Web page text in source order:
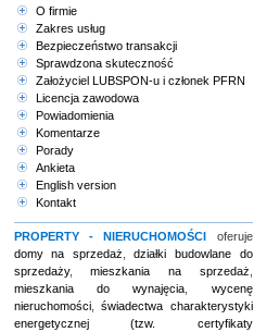
O firmie
Zakres usług
Bezpieczeństwo transakcji
Sprawdzona skuteczność
Założyciel LUBSPON-u i członek PFRN
Licencja zawodowa
Powiadomienia
Komentarze
Porady
Ankieta
English version
Kontakt
PROPERTY - NIERUCHOMOŚCI oferuje
domy na sprzedaż ,działki budowlane do
sprzedaży,mieszkania na sprzedaż
mieszkania do wynajęcia
wycenę
nieruchomości, świadectwa charakterystyki
energetycznej (tzw. certyfikaty